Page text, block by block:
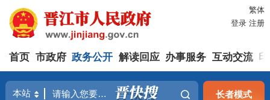
繁体
登录 注册
首页 市政府 政务公开 解读回应 办事服务 互动交流
长者模式